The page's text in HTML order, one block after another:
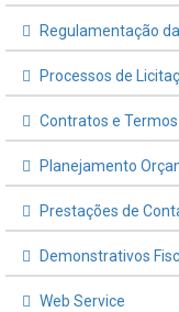
Regulamentação
Processos de
Contratos e
Planejamento
Prestações de
Demonstrativos
Web Service